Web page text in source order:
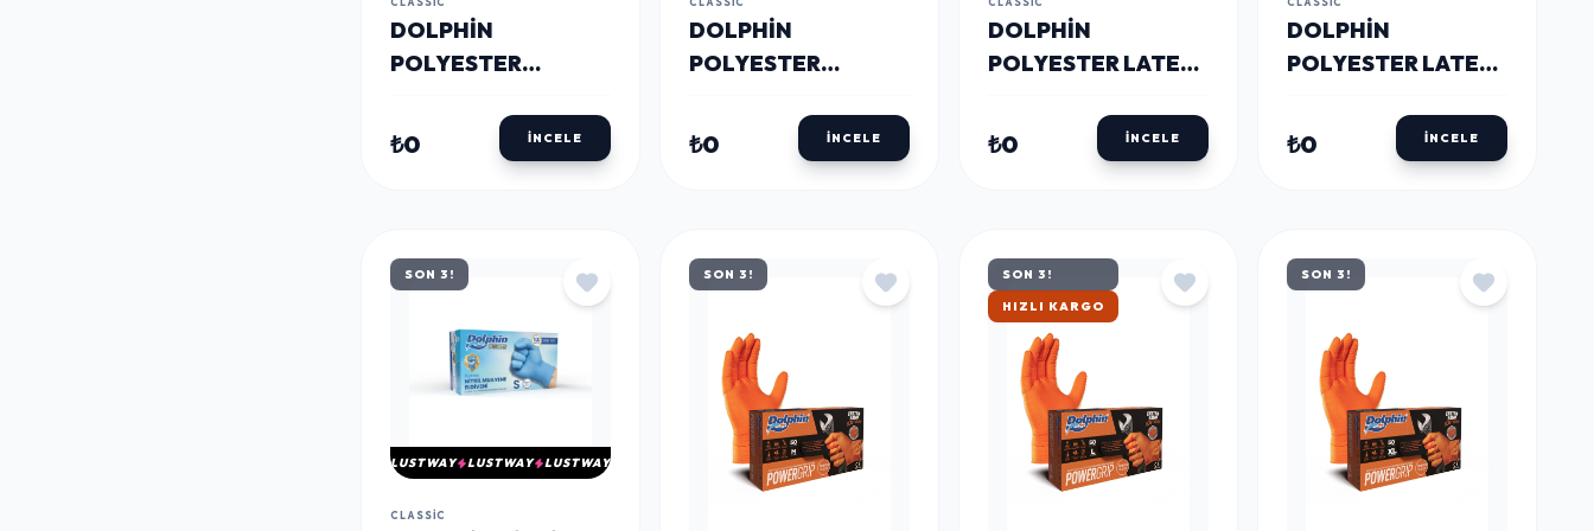
DOLPHIN
POLYESTER
ELDIVENI SIYAH
POP TOUCH 9-L 288
₺0 İNCELE
DOLPHIN
POLYESTER
ELDIVENI SIYAH
POP TOUCH 10-XL
₺0 İNCELE
DOLPHIN
POLYESTER LATEKS
KIRMIZI/SIYAH
POL9 CRINK 9-L 288
₺0 İNCELE
DOLPHIN
POLYESTER LATEKS
KIRMIZI/SIYAH
POL9 CRINK 10-XL
₺0 İNCELE
SON 3!
LUSTWAY LUSTWAY LUSTWAY
CLASSIC
SON 3! SON 3!
HIZLI KARGO
SON 3!